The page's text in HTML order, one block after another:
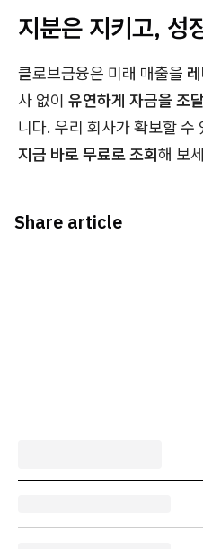
지분은 지키고, 성
클로브금융은 미래 매출을
사 없이 유연하게 자금을 조
니다. 우리 회사가 확보할 수
지금 바로 무료로 조회해 보
Share article